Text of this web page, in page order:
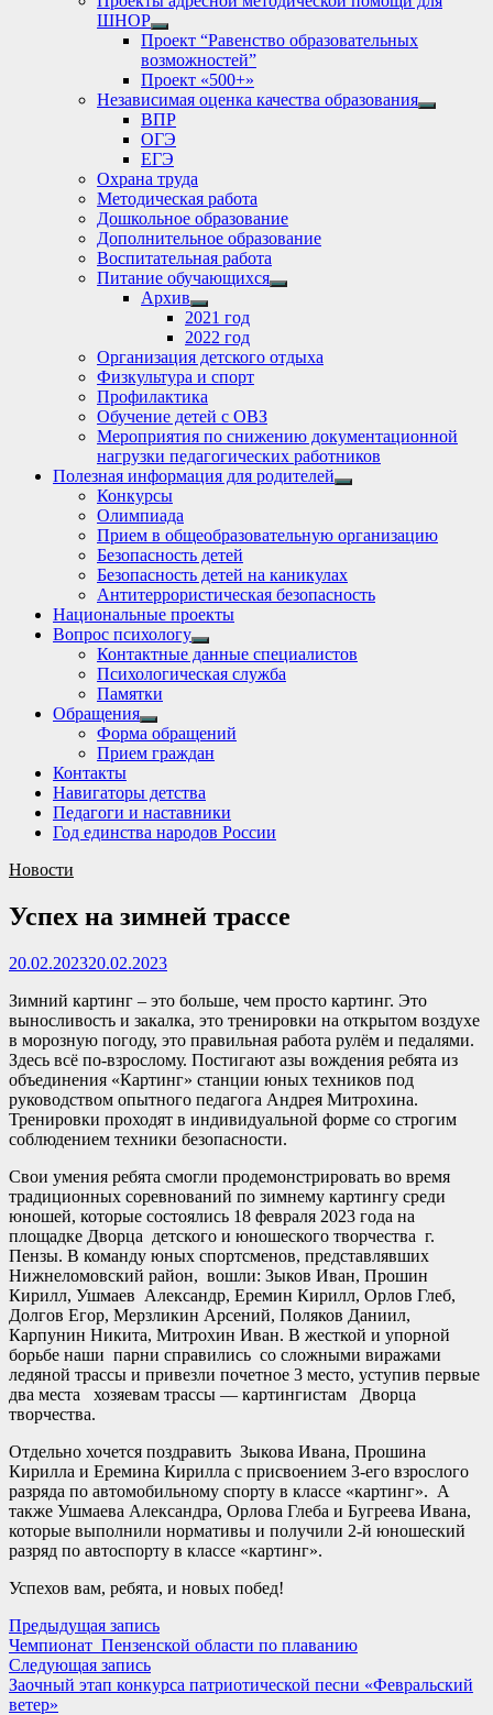
ШНОР
Show
sub
menu
Проект “Равенство образовательных
возможностей”
Проект «500+»
Независимая оценка качества образования
Show
ВПР
ОГЭ
ЕГЭ
Охрана труда
Методическая работа
Дошкольное образование
Дополнительное образование
Воспитательная работа
Питание обучающихся
Show
Архив
Show
sub
menu
2021 год
2022 год
Организация детского отдыха
Физкультура и спорт
Профилактика
Обучение детей с ОВЗ
Мероприятия по снижению документационной
нагрузки педагогических работников
Полезная информация для родителей
Show
Конкурсы
Олимпиада
Прием в общеобразовательную организацию
Безопасность детей
Безопасность детей на каникулах
Антитеррористическая безопасность
Национальные проекты
Вопрос психологу
Show
sub
menu
Контактные данные специалистов
Психологическая служба
Памятки
Обращения
Show
sub
menu
Форма обращений
Прием граждан
Контакты
Навигаторы детства
Педагоги и наставники
Год единства народов России
Новости
Успех на зимней трассе
20.02.202320.02.2023
Зимний картинг – это больше, чем просто картинг. Это
выносливость и закалка, это тренировки на открытом воздухе
в морозную погоду, это правильная работа рулём и педалями.
Здесь всё по-взрослому. Постигают азы вождения ребята из
объединения «Картинг» станции юных техников под
руководством опытного педагога Андрея Митрохина.
Тренировки проходят в индивидуальной форме со строгим
соблюдением техники безопасности.
Свои умения ребята смогли продемонстрировать во время
традиционных соревнований по зимнему картингу среди
юношей, которые состоялись 18 февраля 2023 года на
площадке Дворца детского и юношеского творчества г.
Пензы. В команду юных спортсменов, представлявших
Нижнеломовский район, вошли: Зыков Иван, Прошин
Кирилл, Ушмаев Александр, Еремин Кирилл, Орлов Глеб,
Долгов Егор, Мерзликин Арсений, Поляков Даниил,
Карпунин Никита, Митрохин Иван. В жесткой и упорной
борьбе наши парни справились со сложными виражами
ледяной трассы и привезли почетное 3 место, уступив первые
два места хозяевам трассы — картингистам Дворца
творчества.
Отдельно хочется поздравить Зыкова Ивана, Прошина
Кирилла и Еремина Кирилла с присвоением 3-его взрослого
разряда по автомобильному спорту в классе «картинг». А
также Ушмаева Александра, Орлова Глеба и Бугреева Ивана,
которые выполнили нормативы и получили 2-й юношеский
разряд по автоспорту в классе «картинг».
Успехов вам, ребята, и новых побед!
Навигация
по
записям
Предыдущая записьПредыдущая
запись:
Чемпионат Пензенской области по плаванию
Следующая записьСледующая
запись:
Заочный этап конкурса патриотической песни «Февральский
ветер»